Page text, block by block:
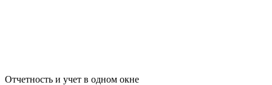
Отчетность и учет в одном окне